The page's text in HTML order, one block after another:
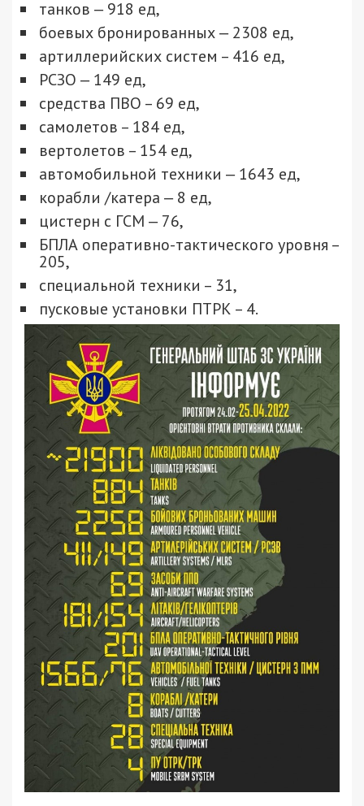
танков ‒ 918 ед,
боевых бронированных ‒ 2308 ед,
артиллерийских систем – 416 ед,
РСЗО ‒ 149 ед,
средства ПВО – 69 ед,
самолетов – 184 ед,
вертолетов – 154 ед,
автомобильной техники ‒ 1643 ед,
корабли /катера ‒ 8 ед,
цистерн с ГСМ ‒ 76,
БПЛА оперативно-тактического уровня –
205,
специальной техники – 31,
пусковые установки ПТРК – 4.